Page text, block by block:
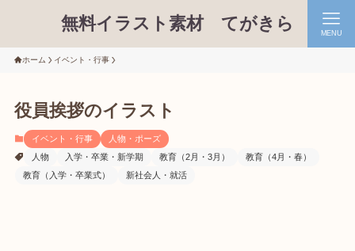
無料イラスト素材 てがきら MENU
ホーム イベント・行事
役員挨拶のイラスト
イベント・行事
人物・ポーズ
人物
入学・卒業・新学期 教育（2月・3月）
教育（4月・春）
教育（入学・卒業式）
新社会人・就活